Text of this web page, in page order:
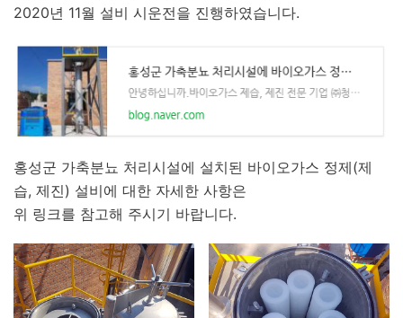
2020년 11월 설비 시운전을 진행하였습니다.
홍성군 가축분뇨 처리시설에 설치된 바이오가스 정제(제
습, 제진) 설비에 대한 자세한 사항은
위 링크를 참고해 주시기 바랍니다.